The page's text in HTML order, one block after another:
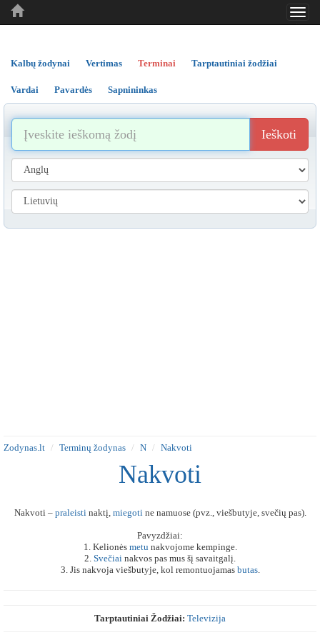
..
..
Kalbų žodynai Vertimas Terminai Tarptautiniai žodžiai
Vardai Pavardės Sapnininkas
Ieškoti
Zodynas.lt Terminų žodynas N Nakvoti
Nakvoti
Nakvoti – praleistinaktį, miegotine namuose (pvz., viešbutyje, svečių pas).
Pavyzdžiai:
1. Kelionės metu nakvojome kempinge.
2. Svečiai nakvos pas mus šį savaitgalį.
3. Jis nakvoja viešbutyje, kol remontuojamas butas.
Tarptautiniai Žodžiai: Televizija